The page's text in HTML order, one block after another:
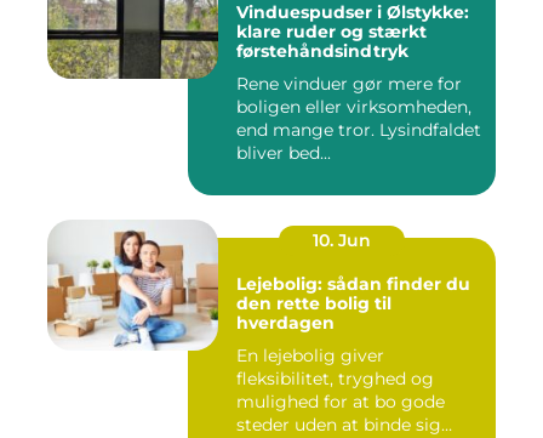
Vinduespudser i Ølstykke:
klare ruder og stærkt
førstehåndsindtryk
Rene vinduer gør mere for
boligen eller virksomheden,
end mange tror. Lysindfaldet
bliver bed...
10. Jun
Lejebolig: sådan finder du
den rette bolig til
hverdagen
En lejebolig giver
fleksibilitet, tryghed og
mulighed for at bo gode
steder uden at binde sig